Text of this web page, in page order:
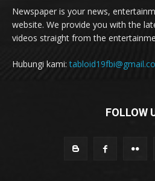
Newspaper is your news,
website. We provide you with the
videos straight from the
Hubungi kami:
FOLLOW